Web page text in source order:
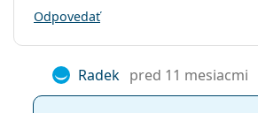
Odpovedať
Radek pred 11 mesiacmi